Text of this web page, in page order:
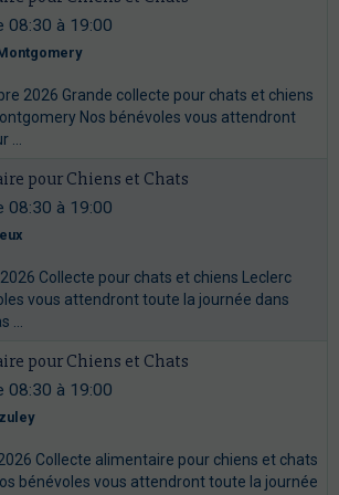
08:30 à 19:00
2026 Grande collecte pour chats et chiens
Nos bénévoles vous attendront
pour Chiens et Chats
08:30 à 19:00
Collecte pour chats et chiens Leclerc
vous attendront toute la journée dans
pour Chiens et Chats
08:30 à 19:00
Collecte alimentaire pour chiens et chats
bénévoles vous attendront toute la journée